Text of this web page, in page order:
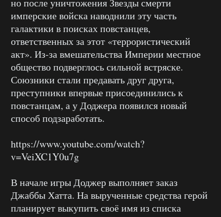
но после уничтожения Звезды смерти
имперские войска наводнили эту часть
галактики в поисках повстанцев,
ответственных за этот «террористический
акт». Из-за вмешательства Империи местное
общество подверглось сильной встряске.
Союзники стали предавать друг друга,
преступники впервые присоединились к
повстанцам, а у Доджера появился новый
способ подзаработать.
https://www.youtube.com/watch?
v=VeiXC1Y0u7g
В начале игры Доджер выполняет заказ
Джаббы Хатта. На вырученные средства герой
планирует выкупить своё имя из списка